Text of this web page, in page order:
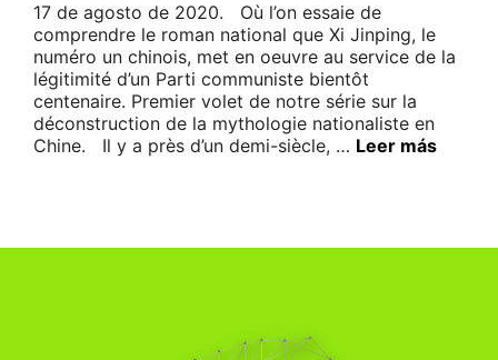
17 de agosto de 2020. Où l’on essaie de
comprendre le roman national que Xi Jinping, le
numéro un chinois, met en oeuvre au service de la
légitimité d’un Parti communiste bientôt
centenaire. Premier volet de notre série sur la
déconstruction de la mythologie nationaliste en
Chine. Il y a près d’un demi-siècle, … Leer más